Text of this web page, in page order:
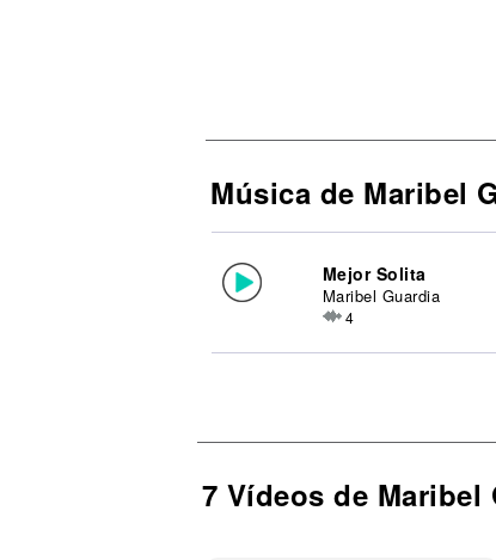
Música de Maribel
Mejor Solita
Maribel Guardia
4
7 Vídeos de Maribel